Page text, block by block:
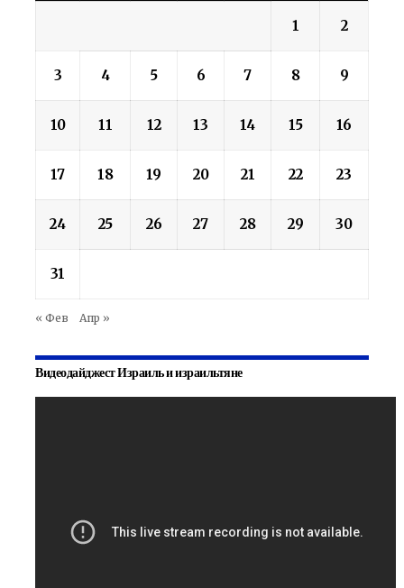
1 2
3 4 5 6 7 8 9
10 11 12 13 14 15 16
17 18 19 20 21 22 23
24 25 26 27 28 29 30
31
« Фев Апр »
Видеодайджест Израиль и израильтяне